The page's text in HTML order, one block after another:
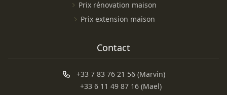
Prix rénovation maison
Prix extension maison
Contact
+33 7 83 76 21 56 (Marvin)
+33 6 11 49 87 16 (Mael)